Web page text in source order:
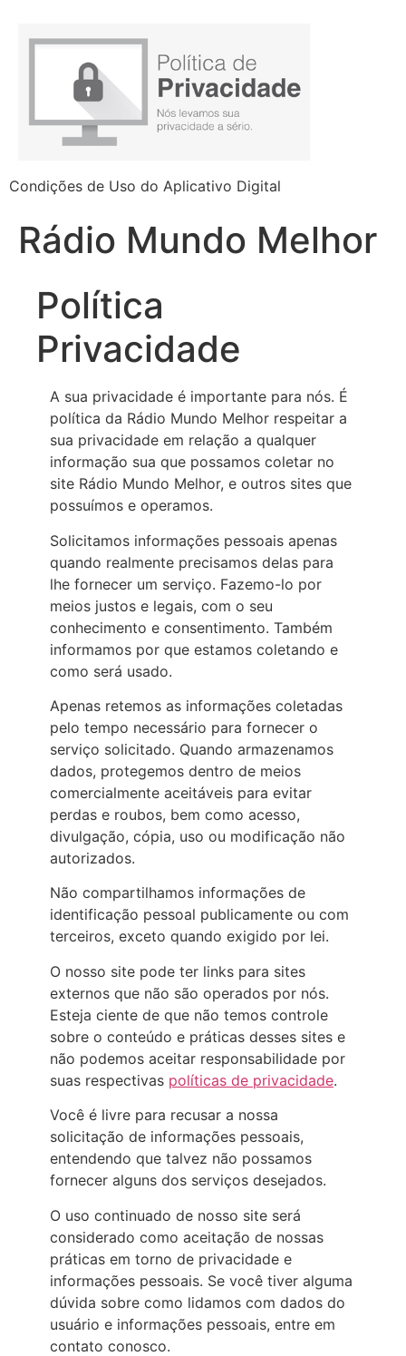
Condições de Uso do Aplicativo Digital
Rádio Mundo Melhor
Política
Privacidade
A sua privacidade é importante para nós. É
política da Rádio Mundo Melhor respeitar a
sua privacidade em relação a qualquer
informação sua que possamos coletar no
site Rádio Mundo Melhor, e outros sites que
possuímos e operamos.
Solicitamos informações pessoais apenas
quando realmente precisamos delas para
lhe fornecer um serviço. Fazemo-lo por
meios justos e legais, com o seu
conhecimento e consentimento. Também
informamos por que estamos coletando e
como será usado.
Apenas retemos as informações coletadas
pelo tempo necessário para fornecer o
serviço solicitado. Quando armazenamos
dados, protegemos dentro de meios
comercialmente aceitáveis para evitar
perdas e roubos, bem como acesso,
divulgação, cópia, uso ou modificação não
autorizados.
Não compartilhamos informações de
identificação pessoal publicamente ou com
terceiros, exceto quando exigido por lei.
O nosso site pode ter links para sites
externos que não são operados por nós.
Esteja ciente de que não temos controle
sobre o conteúdo e práticas desses sites e
não podemos aceitar responsabilidade por
suas respectivas políticas de privacidade.
Você é livre para recusar a nossa
solicitação de informações pessoais,
entendendo que talvez não possamos
fornecer alguns dos serviços desejados.
O uso continuado de nosso site será
considerado como aceitação de nossas
práticas em torno de privacidade e
informações pessoais. Se você tiver alguma
dúvida sobre como lidamos com dados do
usuário e informações pessoais, entre em
contato conosco.